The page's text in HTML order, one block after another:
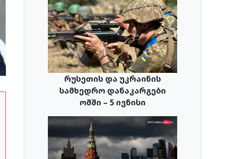
რუსეთის და უკრაინის
სამხედრო დანაკარგები
ომში – 5 ივნისი